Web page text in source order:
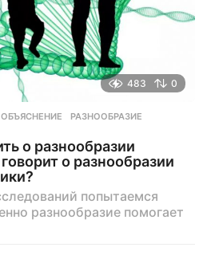
483 0
,ОБЪЯСНЕНИЕ ,РАЗНООБРАЗИЕ
о разнообразии
о разнообразии
попытаемся
разнообразие помогает